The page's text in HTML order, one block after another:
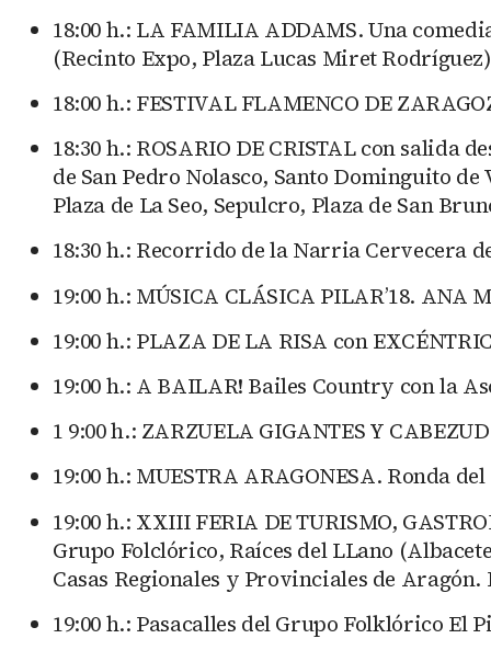
18:00 h.: LA FAMILIA ADDAMS. Una
(Recinto Expo, Plaza Lucas Miret Rodríguez)
18:00 h.: FESTIVAL FLAMENCO DE
18:30 h.: ROSARIO DE CRISTAL con salida
de San Pedro Nolasco, Santo Dominguito de
Plaza de La Seo, Sepulcro, Plaza de San
18:30 h.: Recorrido de la Narria Cervecera
19:00 h.: MÚSICA CLÁSICA PILAR’18.
19:00 h.: PLAZA DE LA RISA con
19:00 h.: A BAILAR! Bailes Country con la
1 9:00 h.: ZARZUELA GIGANTES Y
19:00 h.: MUESTRA ARAGONESA. Ronda
19:00 h.: XXIII FERIA DE TURISMO,
Grupo Folclórico, Raíces del LLano
Casas Regionales y Provinciales de Aragón.
19:00 h.: Pasacalles del Grupo Folklórico El